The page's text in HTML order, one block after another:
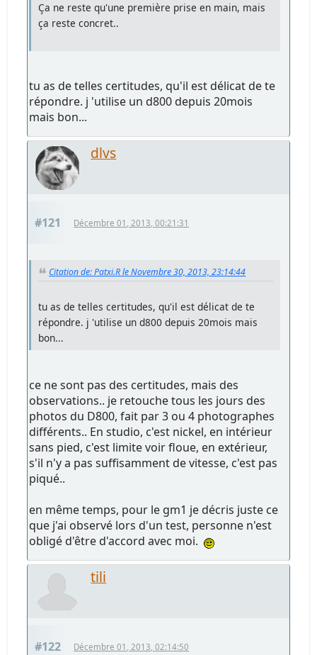
Ça ne reste qu'une première prise en main, mais
ça reste concret..
tu as de telles certitudes, qu'il est délicat de te
répondre. j 'utilise un d800 depuis 20mois
mais bon...
dlvs
#121 Décembre 01, 2013, 00:21:31
Citation de: Patxi.R le Novembre 30, 2013, 23:14:44
tu as de telles certitudes, qu'il est délicat de te
répondre. j 'utilise un d800 depuis 20mois mais
bon...
ce ne sont pas des certitudes, mais des
observations.. je retouche tous les jours des
photos du D800, fait par 3 ou 4 photographes
différents.. En studio, c'est nickel, en intérieur
sans pied, c'est limite voir floue, en extérieur,
s'il n'y a pas suffisamment de vitesse, c'est pas
piqué..
en même temps, pour le gm1 je décris juste ce
que j'ai observé lors d'un test, personne n'est
obligé d'être d'accord avec moi.
tili
#122 Décembre 01, 2013, 02:14:50